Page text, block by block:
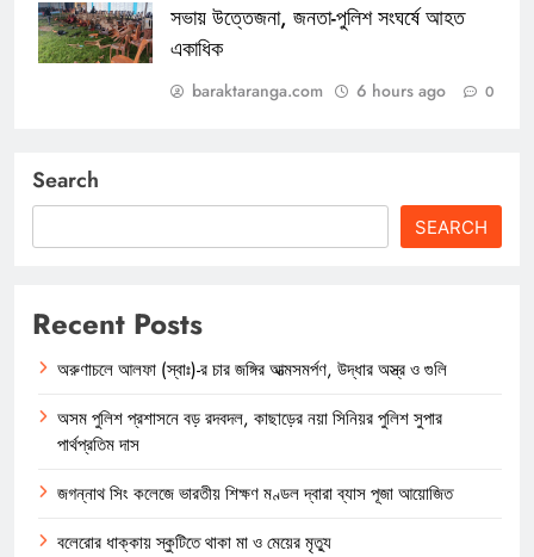
সভায় উত্তেজনা, জনতা-পুলিশ সংঘর্ষে আহত
একাধিক
baraktaranga.com 6 hours ago 0
Search
SEARCH
Recent Posts
অরুণাচলে আলফা (স্বাঃ)-র চার জঙ্গির আত্মসমর্পণ, উদ্ধার অস্ত্র ও গুলি
অসম পুলিশ প্রশাসনে বড় রদবদল, কাছাড়ের নয়া সিনিয়র পুলিশ সুপার
পার্থপ্রতিম দাস
জগন্নাথ সিং কলেজে ভারতীয় শিক্ষণ মণ্ডল দ্বারা ব্যাস পূজা আয়োজিত
বলেরোর ধাক্কায় স্কুটিতে থাকা মা ও মেয়ের মৃত্যু